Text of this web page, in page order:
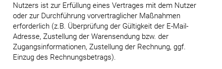
Nutzers ist zur Erfüllung eines Vertrages mit dem Nutzer
oder zur Durchführung vorvertraglicher Maßnahmen
erforderlich (z.B. Überprüfung der Gültigkeit der E-Mail-
Adresse, Zustellung der Warensendung bzw. der
Zugangsinformationen, Zustellung der Rechnung, ggf.
Einzug des Rechnungsbetrags).